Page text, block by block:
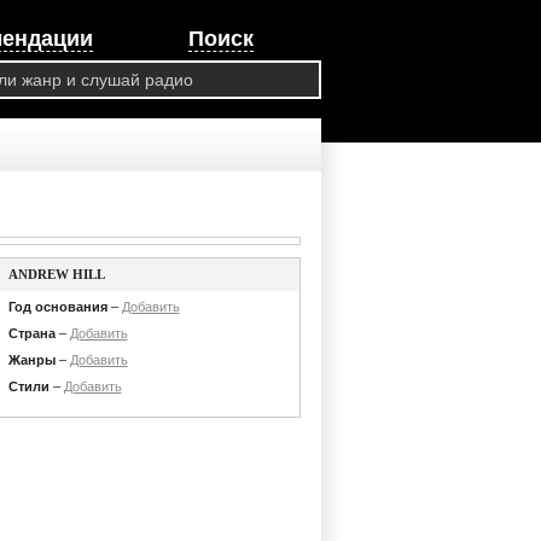
Поиск
ANDREW HILL
Год основания– Добавить
Страна– Добавить
Жанры– Добавить
Стили – Добавить